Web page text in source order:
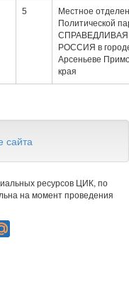
5
Местное
Политической
СПРАВЕДЛИВАЯ
РОССИЯ в
Арсеньеве
края
сайта
ресурсов ЦИК, по
на момент проведения